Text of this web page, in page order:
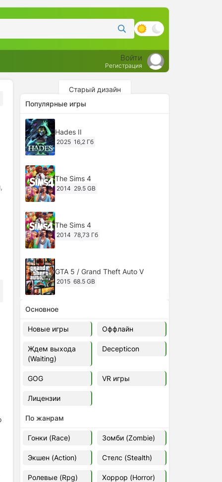
Войти
Регистрация
Старый дизайн
Популярные игры
Hades II
2025 16,2 Гб
The Sims 4
2014 29.5 GB
The Sims 4
2014 78,73 Гб
GTA 5 / Grand Theft Auto V
2015 68.5 GB
Ghost of Tsushima: Director's Cut
v.1053.8.1023.1614 [RePack
Decepticon] (2024)
2024
Cyberpunk 2077
49.4 GB
Ghost of Tsushima: Director's Cut
v.1053.9.0623.1807 [Папка
Euro Truck Simulator 2 v.1.60.1.7s
[Папка игры] (2012)
37,77 Гб
Основное
Новые игры Оффлайн
Ждем выхода
(Waiting)
Decepticon
GOG VR игры
Лицензии
По жанрам
Гонки (Race) Зомби (Zombie)
Экшен (Action) Стелс (Stealth)
Ролевые (Rpg) Хоррор (Horror)